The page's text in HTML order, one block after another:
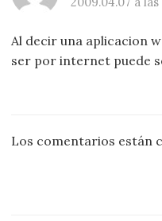
Al decir una aplicacion
ser por internet puede
Los comentarios están